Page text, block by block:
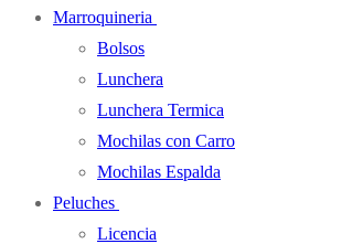
Marroquineria
Bolsos
Lunchera
Lunchera Termica
Mochilas con Carro
Mochilas Espalda
Peluches
Licencia